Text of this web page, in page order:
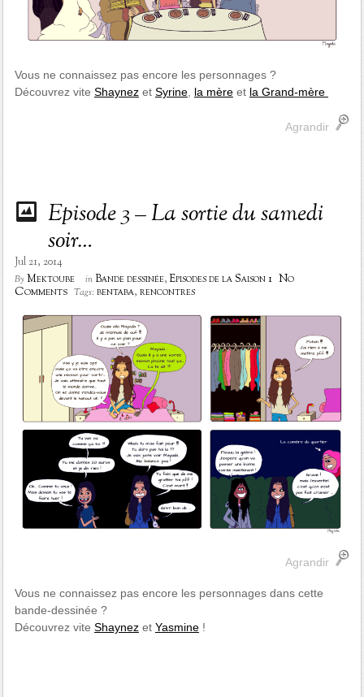
Vous ne connaissez pas encore les personnages ?
Découvrez vite Shaynezet Syrine, la mèreet la Grand-mère
Agrandir
Episode 3 – La sortie du samedi
soir…
Jul 21, 2014
ByMektoube in Bande dessinée, Episodes de la Saison 1 No
Comments Tags:bentaba, rencontres
Agrandir
Vous ne connaissez pas encore les personnages dans cette
bande-dessinée ?
Découvrez vite Shaynezet Yasmine!